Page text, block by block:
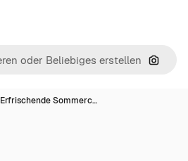
Nach
Erfrischende Sommerc…